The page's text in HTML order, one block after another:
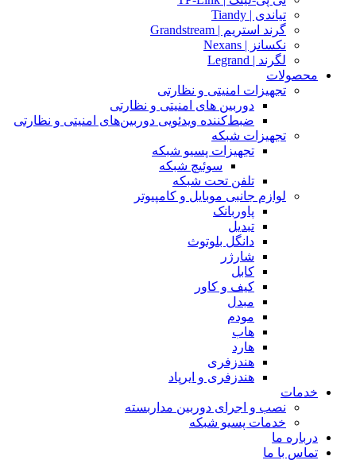
تیاندی | Tiandy
گرند استریم | Grandstream
نکسانز | Nexans
لگرند | Legrand
محصولات
تجهیزات امنیتی و نظارتی
دوربین های امنیتی و نظارتی
ضبط‌کننده ویدئویی دوربین‌های امنیتی و نظارتی
تجهیزات شبکه
تجهیزات پسیو شبکه
سوئیچ‌ شبکه
تلفن تحت شبکه
لوازم جانبی موبایل و کامپیوتر
پاوربانک
تبدیل
دانگل بلوتوث
شارژر
کابل
کیف و کاور
مبدل
مودم
هاب
هارد
هندزفری
هندزفری و ایرپاد
خدمات
نصب و اجرای دوربین مداربسته
خدمات پسیو شبکه
درباره ما
تماس با ما